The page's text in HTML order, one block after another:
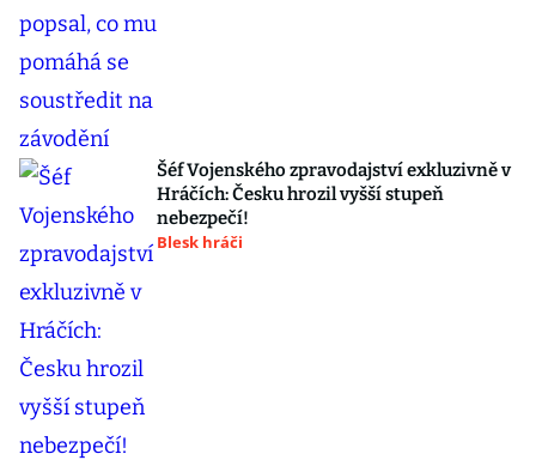
Šéf Vojenského zpravodajství exkluzivně v
Hráčích: Česku hrozil vyšší stupeň
nebezpečí!
Blesk hráči